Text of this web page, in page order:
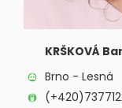
KRŠKOVÁ
Brno - Lesná